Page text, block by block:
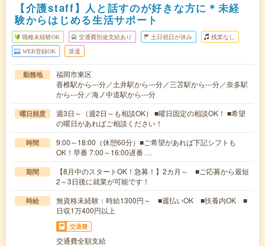
【介護staff】人と話すのが好きな方に＊未経
験からはじめる生活サポート
職種未経験OK 交通費別途支給あり 土日祝日が休み 残業なし
WEB登録OK 派遣
勤務地
福岡市東区
香椎駅から---分／土井駅から---分／三苫駅から---分／奈多駅
から---分／海ノ中道駅から---分
曜日頻度
週3日～（週2日～も相談OK） ■曜日固定の相談OK！ ■希望
の曜日があればご相談ください！
時間
9:00～18:00（休憩60分）■ご希望があれば下記シフトも
OK！早番 7:00～16:00遅番 …
期間
【8月中のスタートOK！急募！】2カ月～ ■ご応募から最短
2～3日後に就業が可能です！
時給
無資格未経験：時給1300円～ ■週払いOK ■扶養内OK ■
日収1万400円以上
交通費
交通費全額支給